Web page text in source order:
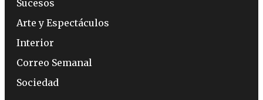
Sucesos
Arte y Espectáculos
Interior
Correo Semanal
Sociedad